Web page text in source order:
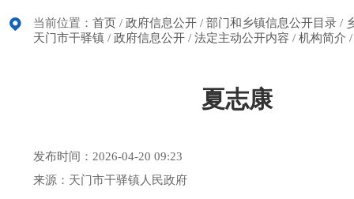
当前位置： 首页 / 政府信息公开 / 部门和乡镇信息公开目录 /
天门市干驿镇 / 政府信息公开 / 法定主动公开内容 / 机构简介
夏志康
发布时间：2026-04-20 09:23
来源：天门市干驿镇人民政府